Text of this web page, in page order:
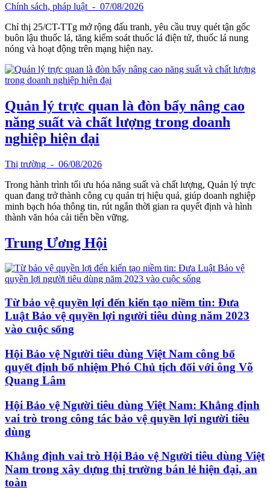
Chính sách, pháp luật - 07/08/2026
Chỉ thị 25/CT-TTg mở rộng đấu tranh, yêu cầu truy quét tận gốc
buôn lậu thuốc lá, tăng kiểm soát thuốc lá điện tử, thuốc lá nung
nóng và hoạt động trên mạng hiện nay.
Quản lý trực quan là đòn bẩy nâng cao
năng suất và chất lượng trong doanh
nghiệp hiện đại
Thị trường - 06/08/2026
Trong hành trình tối ưu hóa năng suất và chất lượng, Quản lý trực
quan đang trở thành công cụ quản trị hiệu quả, giúp doanh nghiệp
minh bạch hóa thông tin, rút ngắn thời gian ra quyết định và hình
thành văn hóa cải tiến bền vững.
Trung Ương Hội
Từ bảo vệ quyền lợi đến kiến tạo niềm tin: Đưa
Luật Bảo vệ quyền lợi người tiêu dùng năm 2023
vào cuộc sống
Hội Bảo vệ Người tiêu dùng Việt Nam công bố
quyết định bổ nhiệm Phó Chủ tịch đối với ông Võ
Quang Lâm
Hội Bảo vệ Người tiêu dùng Việt Nam: Khẳng định
vai trò trong công tác bảo vệ quyền lợi người tiêu
dùng
Khẳng định vai trò Hội Bảo vệ Người tiêu dùng Việt
Nam trong xây dựng thị trường bán lẻ hiện đại, an
toàn